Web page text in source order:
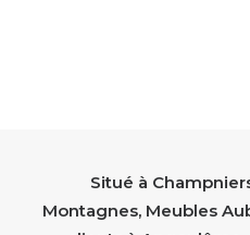
Situé à
Montagnes, Meubles